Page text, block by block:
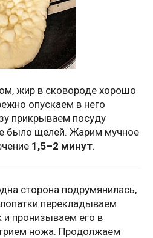
жир в сковороде хорошо
опускаем в него
прикрываем посуду
было щелей. Жарим мучное
1,5–2 минут.
сторона подрумянилась,
перекладываем
и пронизываем его в
ножа. Продолжаем